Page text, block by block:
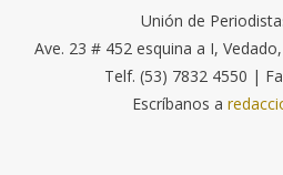
Unión de
Ave. 23 # 452 esquina a I,
Telf. (53) 7832 4550 |
Escríbanos a